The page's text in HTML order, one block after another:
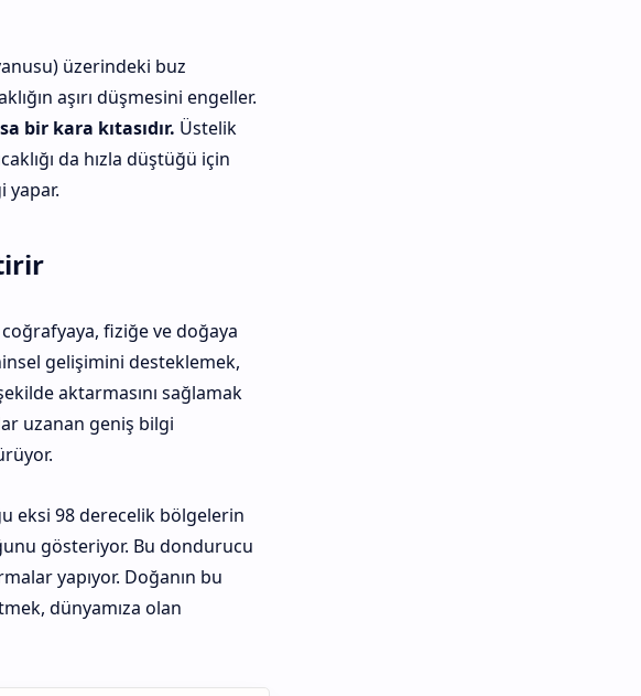
üzerindeki buz
aşırı düşmesini engeller.
bir kara kıtasıdır. Üstelik
da hızla düştüğü için
yapar.
fiziğe ve doğaya
gelişimini desteklemek,
aktarmasını sağlamak
uzanan geniş bilgi
eksi 98 derecelik bölgelerin
gösteriyor. Bu dondurucu
yapıyor. Doğanın bu
dünyamıza olan